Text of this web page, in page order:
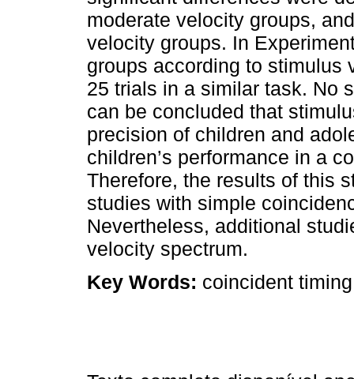
moderate velocity groups,
velocity groups. In
groups according to stimulus
25 trials in a similar task. No
can be concluded that
precision of children and
children’s performance in a
Therefore, the results of this
studies with simple
Nevertheless, additional
velocity spectrum.
Key Words: coincident